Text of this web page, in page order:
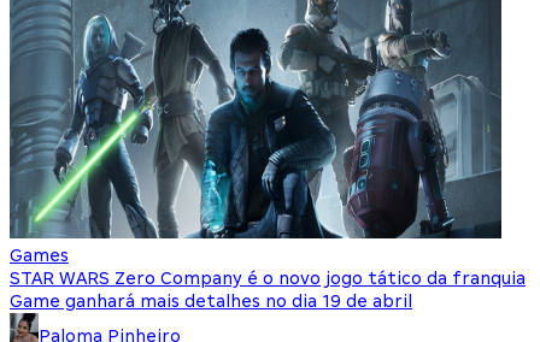
Games
STAR WARS Zero Company é o novo jogo tático da franquia
Game ganhará mais detalhes no dia 19 de abril
Paloma Pinheiro